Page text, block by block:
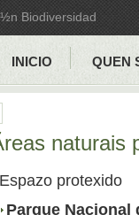
Biodiversidad
INICIO QUEN
Espazo protexido
Parque Nacional